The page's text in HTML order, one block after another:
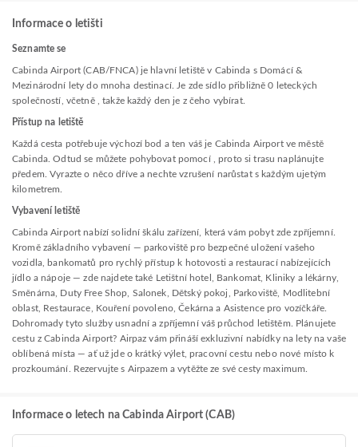
Informace o letišti
Seznamte se
Cabinda Airport (CAB/FNCA) je hlavní letiště v Cabinda s Domácí &
Mezinárodní lety do mnoha destinací. Je zde sídlo přibližně 0 leteckých
společností, včetně , takže každý den je z čeho vybírat.
Přístup na letiště
Každá cesta potřebuje výchozí bod a ten váš je Cabinda Airport ve městě
Cabinda. Odtud se můžete pohybovat pomocí , proto si trasu naplánujte
předem. Vyrazte o něco dříve a nechte vzrušení narůstat s každým ujetým
kilometrem.
Vybavení letiště
Cabinda Airport nabízí solidní škálu zařízení, která vám pobyt zde zpříjemní.
Kromě základního vybavení — parkoviště pro bezpečné uložení vašeho
vozidla, bankomatů pro rychlý přístup k hotovosti a restaurací nabízejících
jídlo a nápoje — zde najdete také Letištní hotel, Bankomat, Kliniky a lékárny,
Směnárna, Duty Free Shop, Salonek, Dětský pokoj, Parkoviště, Modlitební
oblast, Restaurace, Kouření povoleno, Čekárna a Asistence pro vozíčkáře.
Dohromady tyto služby usnadní a zpříjemní váš průchod letištěm. Plánujete
cestu z Cabinda Airport? Airpaz vám přináší exkluzivní nabídky na lety na vaše
oblíbená místa — ať už jde o krátký výlet, pracovní cestu nebo nové místo k
prozkoumání. Rezervujte s Airpazem a vytěžte ze své cesty maximum.
Informace o letech na Cabinda Airport (CAB)